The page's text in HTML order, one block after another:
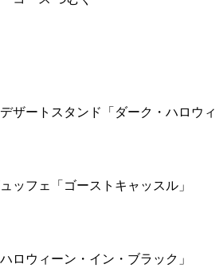
ザートスタンド「ダーク・ハロウィ
ッフェ「ゴーストキャッスル」
ロウィーン・イン・ブラック」